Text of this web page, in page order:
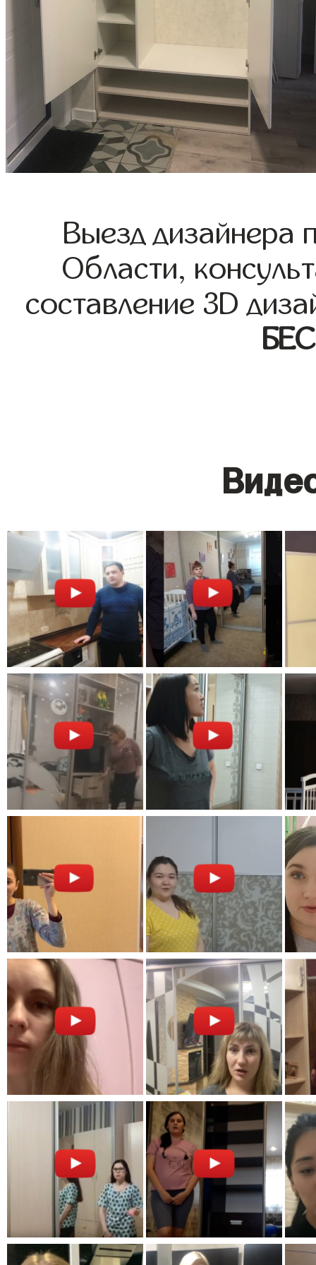
Выезд дизайнера
Области,
составление 3D